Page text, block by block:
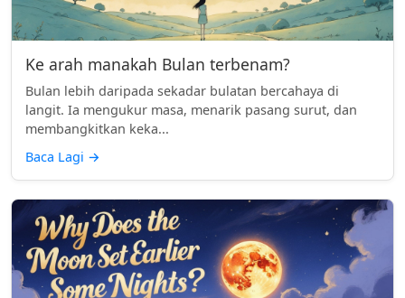
Ke arah manakah Bulan terbenam?
Bulan lebih daripada sekadar bulatan bercahaya di
langit. Ia mengukur masa, menarik pasang surut, dan
membangkitkan keka...
Baca Lagi →